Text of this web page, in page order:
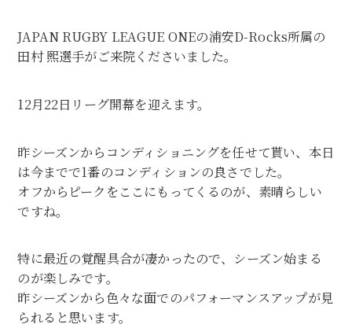
JAPAN RUGBY LEAGUE ONEの浦安D-Rocks所属の
田村 熙選手がご来院くださいました。
12月22日リーグ開幕を迎えます。
昨シーズンからコンディショニングを任せて貰い、本日
は今までで1番のコンディションの良さでした。
オフからピークをここにもってくるのが、素晴らしい
ですね。
特に最近の覚醒具合が凄かったので、シーズン始まる
のが楽しみです。
昨シーズンから色々な面でのパフォーマンスアップが見
られると思います。